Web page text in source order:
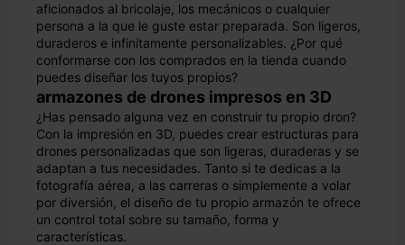
aficionados al bricolaje, los mecánicos o cualquier
persona a la que le guste estar preparada. Son ligeros,
duraderos e infinitamente personalizables. ¿Por qué
conformarse con los comprados en la tienda cuando
puedes diseñar los tuyos propios?
armazones de drones impresos en 3D
¿Has pensado alguna vez en construir tu propio dron?
Con la impresión en 3D, puedes crear estructuras para
drones personalizadas que son ligeras, duraderas y se
adaptan a tus necesidades. Tanto si te dedicas a la
fotografía aérea, a las carreras o simplemente a volar
por diversión, el diseño de tu propio armazón te ofrece
un control total sobre su tamaño, forma y
características.